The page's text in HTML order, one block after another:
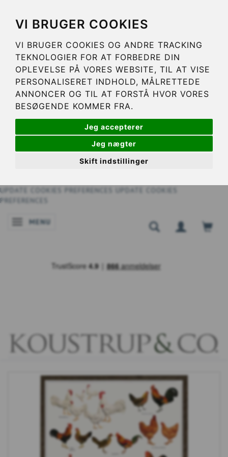
VI BRUGER COOKIES
VI BRUGER COOKIES OG ANDRE TRACKING
TEKNOLOGIER FOR AT FORBEDRE DIN
OPLEVELSE PÅ VORES WEBSITE, TIL AT VISE
PERSONALISERET INDHOLD, MÅLRETTEDE
ANNONCER OG TIL AT FORSTÅ HVOR VORES
BESØGENDE KOMMER FRA.
Jeg accepterer
Jeg nægter
Skift indstillinger
UPDATE COOKIES PREFERENCES
UPDATE COOKIES
PREFERENCES
BASCULER LA NAVIGATION
MENU